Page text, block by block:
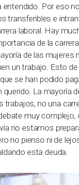
entendido. Por eso
transferibles e
laboral. Hay
de la
de las mujeres
un trabajo. Esto
se han podido
querido. La mayoría
trabajos, no una
muy complejo,
no estamos
no pienso ni de
esta deuda.